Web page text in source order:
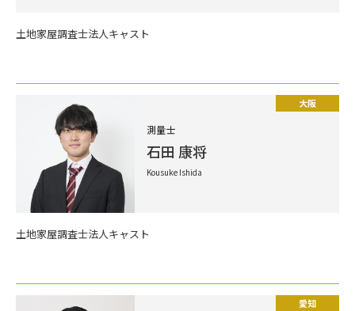
土地家屋調査士法人キャスト
測量士
石田 康将
Kousuke Ishida
大阪
土地家屋調査士法人キャスト
愛知